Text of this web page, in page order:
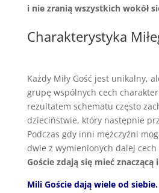
i nie zranią wszystkich wokół
Charakterystyka
Każdy Miły Gość jest unikalny,
grupę wspólnych cech
rezultatem schematu często
dzieciństwie, który następnie
Podczas gdy inni mężczyźni
dwie z wymienionych dalej
Goście zdają się mieć znaczącą
Mili Goście dają wiele od siebie.